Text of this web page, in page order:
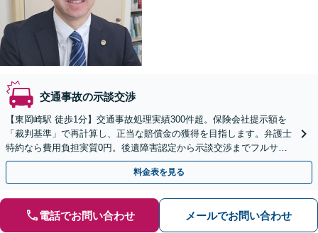
交通事故の示談交渉
【東岡崎駅 徒歩1分】交通事故処理実績300件超。保険会社提示額を
「裁判基準」で再計算し、正当な賠償金の獲得を目指します。弁護士
特約なら費用負担実質0円。後遺障害認定から示談交渉までフルサポ
ートし、最善の解決へ導きます。
料金表を見る
電話でお問い合わせ メールでお問い合わせ